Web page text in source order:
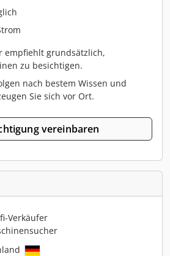
empfiehlt grundsätzlich,
zu besichtigen.
nach bestem Wissen und
Sie sich vor Ort.
vereinbaren
Verkäufer